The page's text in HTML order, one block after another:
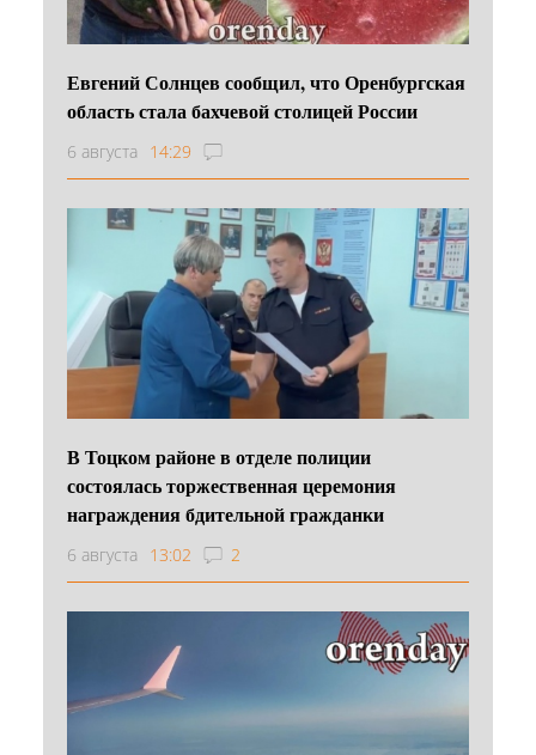
Евгений Солнцев сообщил, что Оренбургская
область стала бахчевой столицей России
6 августа 14:29
В Тоцком районе в отделе полиции
состоялась торжественная церемония
награждения бдительной гражданки
6 августа 13:02 2